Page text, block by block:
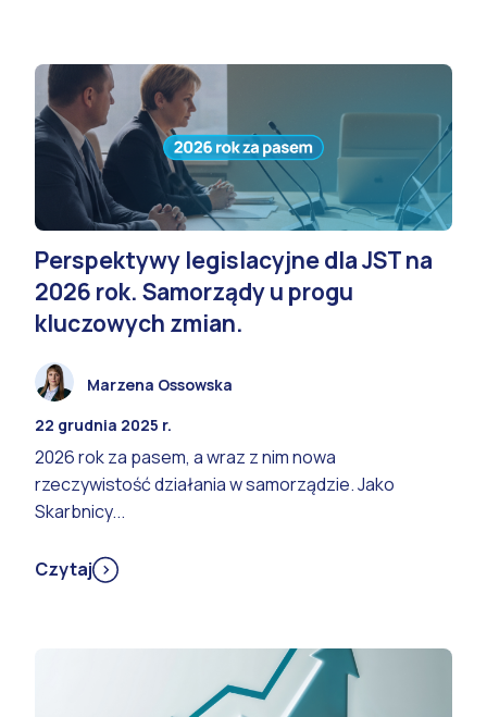
Perspektywy legislacyjne dla JST na
2026 rok. Samorządy u progu
kluczowych zmian.
Marzena Ossowska
22 grudnia 2025 r.
2026 rok za pasem, a wraz z nim nowa
rzeczywistość działania w samorządzie. Jako
Skarbnicy...
Czytaj